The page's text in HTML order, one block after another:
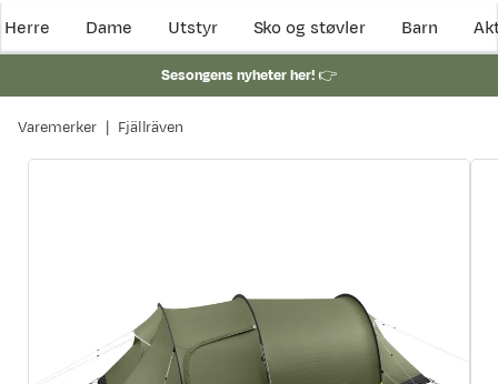
Herre Dame Utstyr Sko og støvler Barn
Sesongens nyheter her!👉
Varemerker Fjällräven